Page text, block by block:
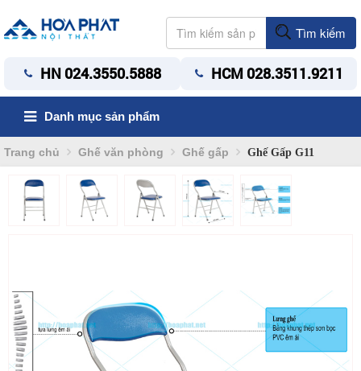
Tìm kiếm
HN 024.3550.5888 HCM 028.3511.9211
Danh mục sản phẩm
Trang chủ Ghế văn phòng Ghế gấp Ghế Gấp G11